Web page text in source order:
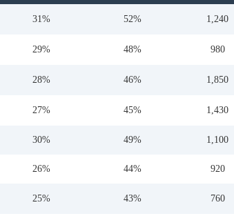
31% 52% 1,240
29% 48% 980
28% 46% 1,850
27% 45% 1,430
30% 49% 1,100
26% 44% 920
25% 43% 760